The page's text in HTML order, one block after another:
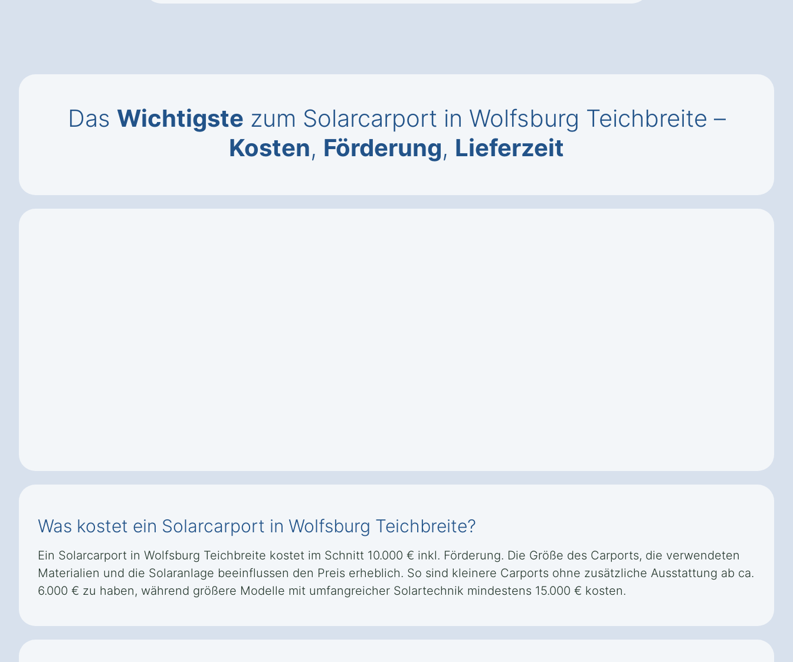
Das Wichtigste zum Solarcarport in Wolfsburg Teichbreite –
Kosten, Förderung, Lieferzeit
Was kostet ein Solarcarport in Wolfsburg Teichbreite?
Ein Solarcarport in Wolfsburg Teichbreite kostet im Schnitt 10.000 € inkl. Förderung. Die Größe des Carports, die verwendeten
Materialien und die Solaranlage beeinflussen den Preis erheblich. So sind kleinere Carports ohne zusätzliche Ausstattung ab ca.
6.000 € zu haben, während größere Modelle mit umfangreicher Solartechnik mindestens 15.000 € kosten.